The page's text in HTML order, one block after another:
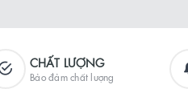
CHẤT LƯỢNG
Bảo đảm chất lượng